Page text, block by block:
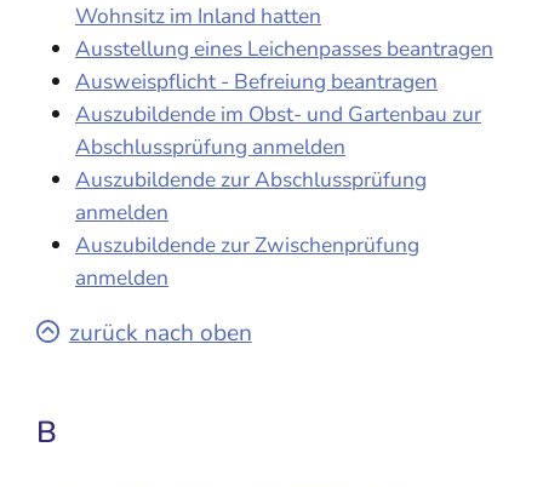
Wohnsitz im Inland hatten
Ausstellung eines Leichenpasses beantragen
Ausweispflicht - Befreiung beantragen
Auszubildende im Obst- und Gartenbau zur
Abschlussprüfung anmelden
Auszubildende zur Abschlussprüfung
anmelden
Auszubildende zur Zwischenprüfung
anmelden
zurück nach oben
B